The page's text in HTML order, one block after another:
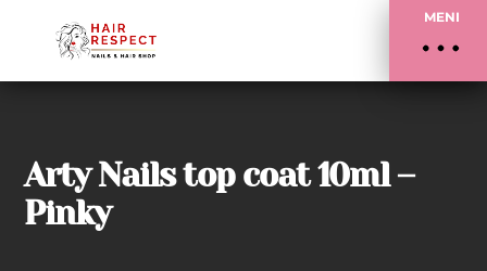
MENI
Arty Nails top coat 10ml –
Pinky